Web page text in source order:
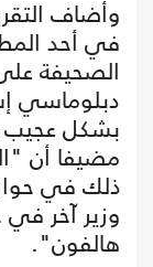
وأضاف
في أحد
الصحيفة
دبلوماسي
بشكل عجيب
مضيفا أن
ذلك في
وزير آخر
هالفون".